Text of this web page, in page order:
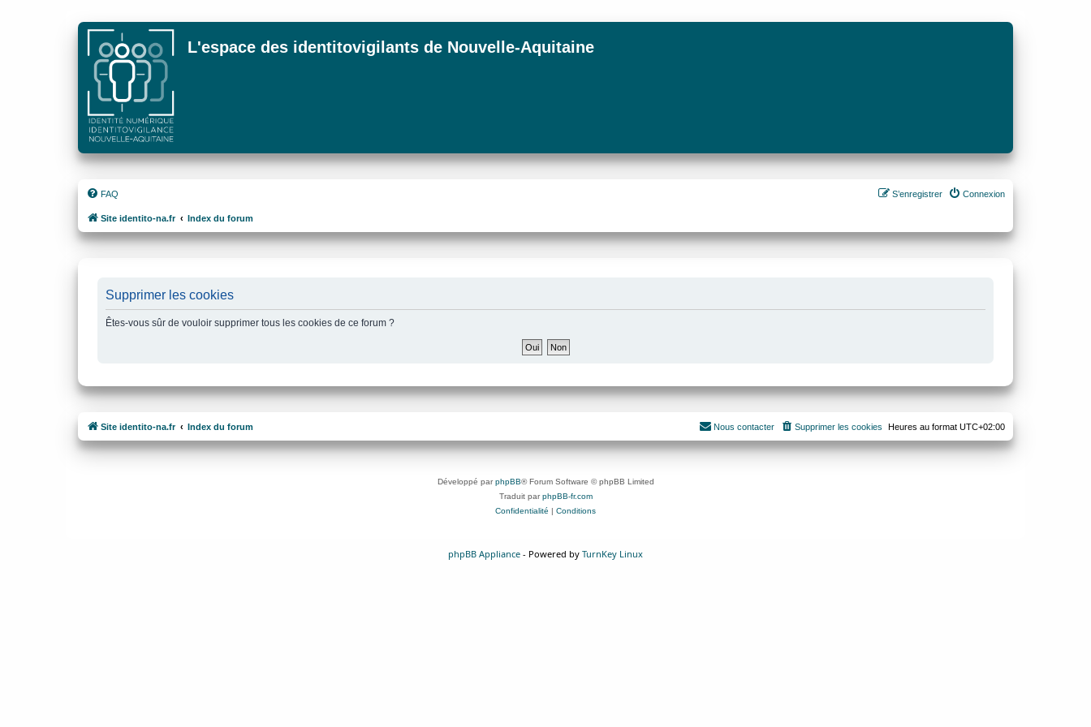
L'espace des identitovigilants de Nouvelle-Aquitaine
FAQ Connexion
S’enregistrer
Site identito-na.fr Index du forum
Supprimer les cookies
Êtes-vous sûr de vouloir supprimer tous les cookies de ce forum ?
Site identito-na.fr Index du forum Heures au format UTC+02:00
Supprimer les cookies
Nous contacter
Développé parphpBB® Forum Software © phpBB Limited
Traduit parphpBB-fr.com
Confidentialité | Conditions
phpBB Appliance - Powered by TurnKey Linux